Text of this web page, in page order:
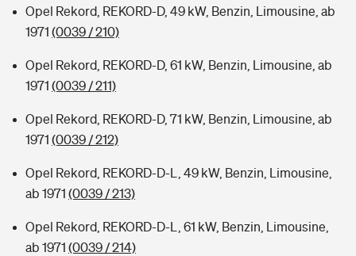
Tools
Kinderunfall-Check: Mehr Sicherheit für deine Kids
Typklassen: So ist Ihr Auto eingestuft
Sie haben Fragen?
Opel Rekord, REKORD-D, 49 kW, Benzin, Limousine, ab
1971 (0039 / 210)
Opel Rekord, REKORD-D, 61 kW, Benzin, Limousine, ab
1971 (0039 / 211)
Opel Rekord, REKORD-D, 71 kW, Benzin, Limousine, ab
1971 (0039 / 212)
Opel Rekord, REKORD-D-L, 49 kW, Benzin, Limousine,
ab 1971 (0039 / 213)
Opel Rekord, REKORD-D-L, 61 kW, Benzin, Limousine,
ab 1971 (0039 / 214)